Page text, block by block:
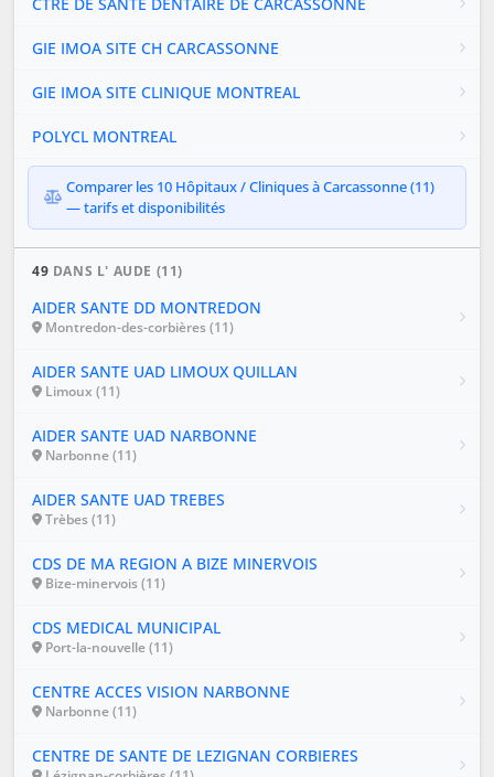
GIE IMOA SITE CH CARCASSONNE
GIE IMOA SITE CLINIQUE MONTREAL
POLYCL MONTREAL
Comparer les 10 Hôpitaux / Cliniques à Carcassonne (11)
— tarifs et disponibilités
49 DANS L' AUDE (11)
AIDER SANTE DD MONTREDON
Montredon-des-corbières (11)
AIDER SANTE UAD LIMOUX QUILLAN
Limoux (11)
AIDER SANTE UAD NARBONNE
Narbonne (11)
AIDER SANTE UAD TREBES
Trèbes (11)
CDS DE MA REGION A BIZE MINERVOIS
Bize-minervois (11)
CDS MEDICAL MUNICIPAL
Port-la-nouvelle (11)
CENTRE ACCES VISION NARBONNE
Narbonne (11)
CENTRE DE SANTE DE LEZIGNAN CORBIERES